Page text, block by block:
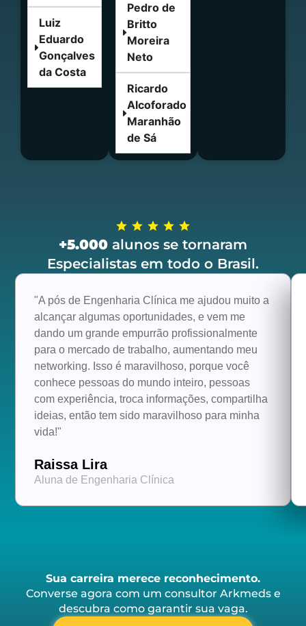
Luiz
Eduardo
Gonçalves
da Costa
Pedro de
Britto
Moreira
Neto
Ricardo
Alcoforado
Maranhão
de Sá
+5.000 alunos se tornaram
Especialistas em todo o Brasil.
"A pós de Engenharia Clínica me ajudou muito a
alcançar algumas oportunidades, e vem me
dando um grande empurrão profissionalmente
para o mercado de trabalho, aumentando meu
networking. Isso é maravilhoso, porque você
conhece pessoas do mundo inteiro, pessoas
com experiência, troca informações, compartilha
ideias, então tem sido maravilhoso para minha
vida!"
Raissa Lira
Aluna de Engenharia Clínica
Sua carreira merece reconhecimento.
Converse agora com um consultor Arkmeds e
descubra como garantir sua vaga.